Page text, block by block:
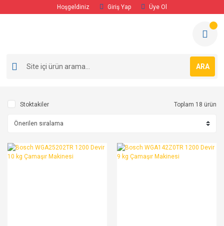
Hoşgeldiniz Giriş Yap Üye Ol
ARA
Stoktakiler Toplam 18 ürün